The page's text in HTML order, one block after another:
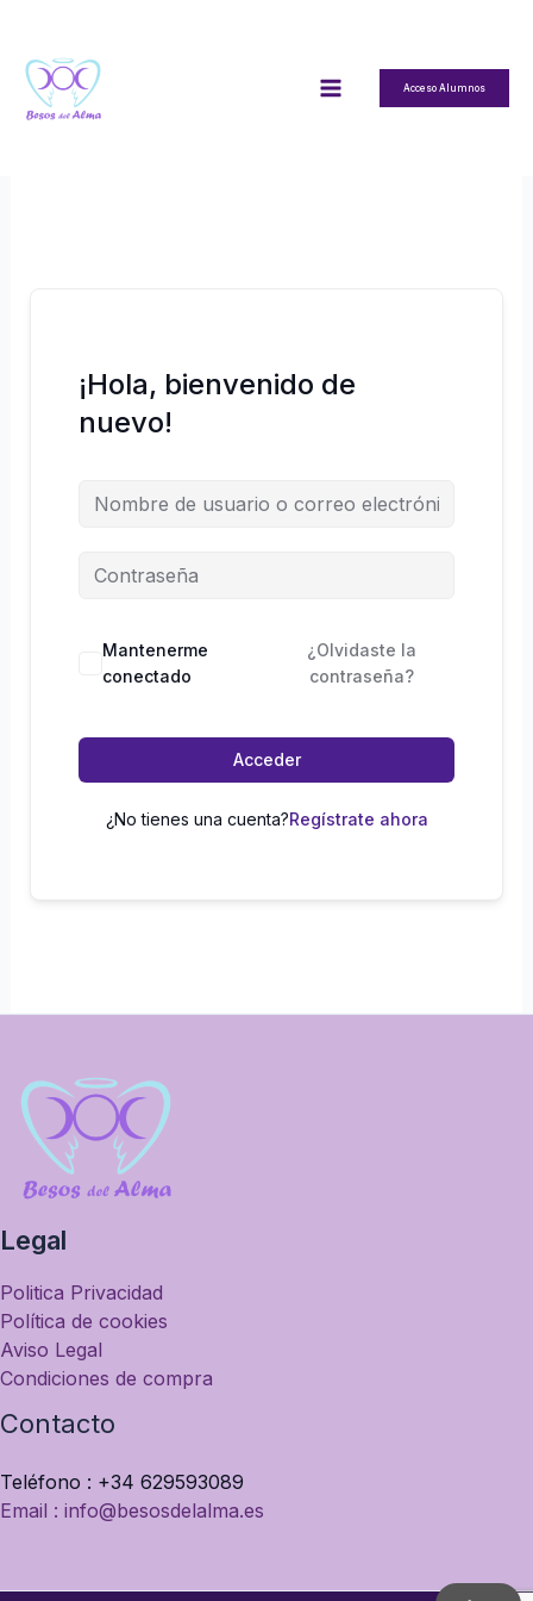
contenido
Acceso Alumnos
¡Hola, bienvenido de
nuevo!
Mantenerme
conectado
¿Olvidaste la
contraseña?
Acceder
¿No tienes una cuenta?Regístrate ahora
Legal
Politica Privacidad
Política de cookies
Aviso Legal
Condiciones de compra
Contacto
Teléfono : +34 629593089
Email : info@besosdelalma.es